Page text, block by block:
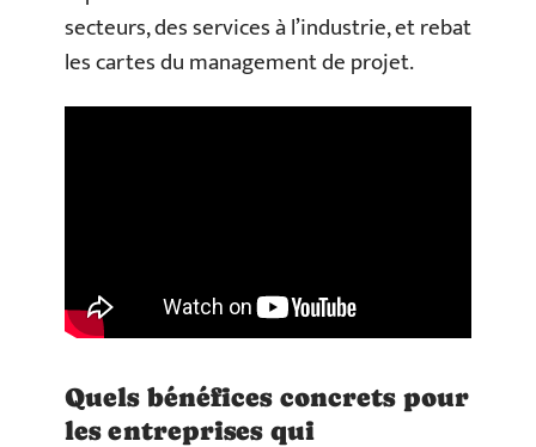
secteurs, des services à l’industrie, et rebat
les cartes du management de projet.
Quels bénéfices concrets pour
les entreprises qui